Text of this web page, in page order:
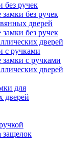
без ручек
без ручек
дверей
без ручек
дверей
с ручками
замки с ручками
дверей
для
дверей
защелок